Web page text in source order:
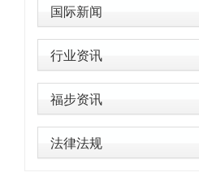
国际新闻
行业资讯
福步资讯
法律法规